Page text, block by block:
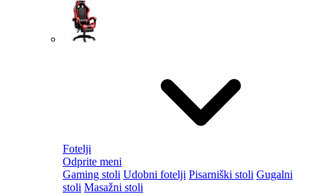
Fotelji
Odprite meni
Gaming stoli Udobni fotelji Pisarniški stoli Gugalni
stoli Masažni stoli